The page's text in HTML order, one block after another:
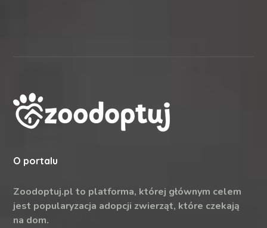
O portalu
Zoodoptuj.pl to platforma, której głównym celem
jest popularyzacja adopcji zwierząt, które czekają
na dom.